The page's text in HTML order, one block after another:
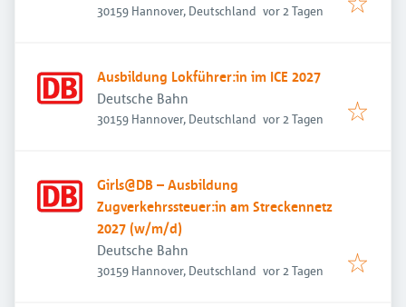
30159 Hannover, Deutschland Veröffentlicht
vor 2 Tagen
Ausbildung Lokführer:in im ICE 2027
Deutsche Bahn
30159 Hannover, Deutschland Veröffentlicht
vor 2 Tagen
Girls@DB – Ausbildung
Zugverkehrssteuer:in am Streckennetz
2027 (w/m/d)
Deutsche Bahn
30159 Hannover, Deutschland Veröffentlicht
vor 2 Tagen